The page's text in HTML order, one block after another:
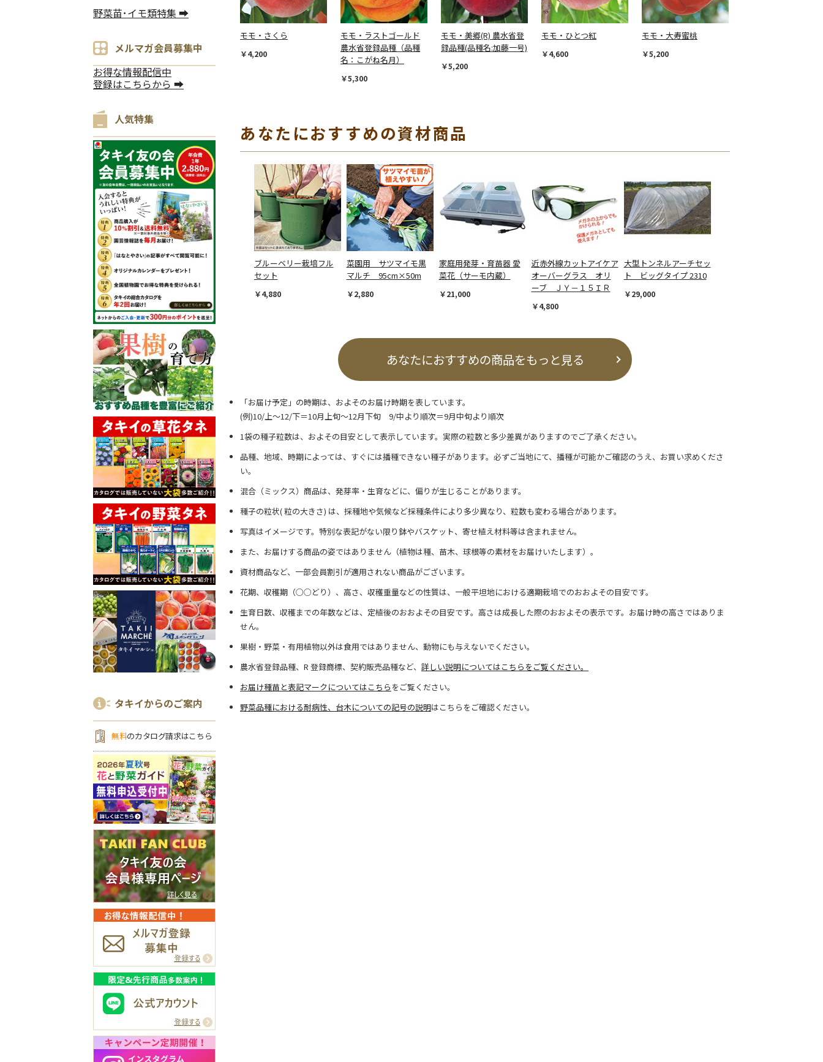
野菜苗･イモ類特集 ➡
メルマガ会員募集中
お得な情報配信中
登録はこちらから ➡
人気特集
タキイからのご案内
無料のカタログ請求はこちら
モモ・さくら
￥4,200
モモ・ラストゴールド
農水省登録品種（品種
名：こがね名月）
￥5,300
モモ・美郷(R) 農水省登
録品種(品種名:加藤一号)
￥5,200
モモ・ひとつ紅
￥4,600
モモ・大寿蜜桃
￥5,200
あなたにおすすめの資材商品
ブルーベリー栽培フル
セット
￥4,880
菜園用 サツマイモ黒
マルチ 95cm×50m
￥2,880
家庭用発芽・育苗器 愛
菜花（サーモ内蔵）
￥21,000
近赤外線カットアイケア
オーバーグラス オリ
ーブ ＪＹ－１５ＩＲ
￥4,800
大型トンネルアーチセッ
ト ビッグタイプ 2310
￥29,000
あなたにおすすめの商品をもっと見る
「お届け予定」の時期は、およそのお届け時期を表しています。
(例)10/上～12/下＝10月上旬～12月下旬 9/中より順次＝9月中旬より順次
1袋の種子粒数は、およその目安として表示しています。実際の粒数と多少差異がありますのでご了承ください。
品種、地域、時期によっては、すぐには播種できない種子があります。必ずご当地にて、播種が可能かご確認のうえ、お買い求めくださ
い。
混合（ミックス）商品は、発芽率・生育などに、偏りが生じることがあります。
種子の粒状( 粒の大きさ) は、採種地や気候など採種条件により多少異なり、粒数も変わる場合があります。
写真はイメージです。特別な表記がない限り鉢やバスケット、寄せ植え材料等は含まれません。
また、お届けする商品の姿ではありません（植物は種、苗木、球根等の素材をお届けいたします）。
資材商品など、一部会員割引が適用されない商品がございます。
花期、収穫期（○○どり）、高さ、収穫重量などの性質は、一般平坦地における適期栽培でのおおよその目安です。
生育日数、収穫までの年数などは、定植後のおおよその目安です。高さは成長した際のおおよその表示です。お届け時の高さではありま
せん。
果樹・野菜・有用植物以外は食用ではありません、動物にも与えないでください。
農水省登録品種、R 登録商標、契約販売品種など、 詳しい説明についてはこちらをご覧ください。
お届け種苗と表記マークについてはこちら をご覧ください。
野菜品種における耐病性、台木についての記号の説明はこちらをご確認ください。